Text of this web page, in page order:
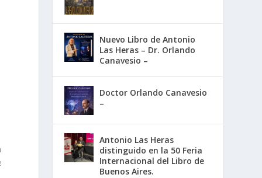
Nuevo Libro de Antonio
Las Heras – Dr. Orlando
Canavesio –
Doctor Orlando Canavesio
–
Antonio Las Heras
distinguido en la 50 Feria
Internacional del Libro de
Buenos Aires.